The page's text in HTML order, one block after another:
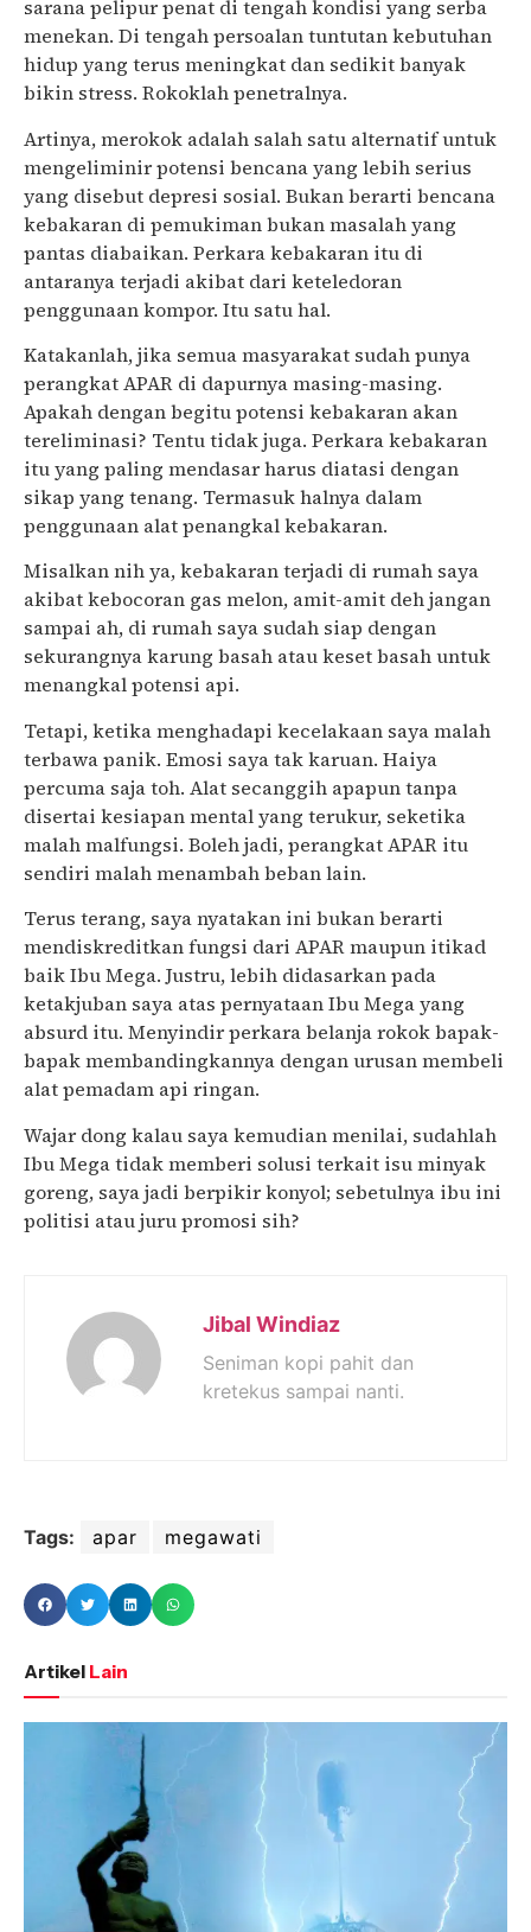
sarana pelipur penat di tengah kondisi yang serba
menekan. Di tengah persoalan tuntutan kebutuhan
hidup yang terus meningkat dan sedikit banyak
bikin stress. Rokoklah penetralnya.
Artinya, merokok adalah salah satu alternatif untuk
mengeliminir potensi bencana yang lebih serius
yang disebut depresi sosial. Bukan berarti bencana
kebakaran di pemukiman bukan masalah yang
pantas diabaikan. Perkara kebakaran itu di
antaranya terjadi akibat dari keteledoran
penggunaan kompor. Itu satu hal.
Katakanlah, jika semua masyarakat sudah punya
perangkat APAR di dapurnya masing-masing.
Apakah dengan begitu potensi kebakaran akan
tereliminasi? Tentu tidak juga. Perkara kebakaran
itu yang paling mendasar harus diatasi dengan
sikap yang tenang. Termasuk halnya dalam
penggunaan alat penangkal kebakaran.
Misalkan nih ya, kebakaran terjadi di rumah saya
akibat kebocoran gas melon, amit-amit deh jangan
sampai ah, di rumah saya sudah siap dengan
sekurangnya karung basah atau keset basah untuk
menangkal potensi api.
Tetapi, ketika menghadapi kecelakaan saya malah
terbawa panik. Emosi saya tak karuan. Haiya
percuma saja toh. Alat secanggih apapun tanpa
disertai kesiapan mental yang terukur, seketika
malah malfungsi. Boleh jadi, perangkat APAR itu
sendiri malah menambah beban lain.
Terus terang, saya nyatakan ini bukan berarti
mendiskreditkan fungsi dari APAR maupun itikad
baik Ibu Mega. Justru, lebih didasarkan pada
ketakjuban saya atas pernyataan Ibu Mega yang
absurd itu. Menyindir perkara belanja rokok bapak-
bapak membandingkannya dengan urusan membeli
alat pemadam api ringan.
Wajar dong kalau saya kemudian menilai, sudahlah
Ibu Mega tidak memberi solusi terkait isu minyak
goreng, saya jadi berpikir konyol; sebetulnya ibu ini
politisi atau juru promosi sih?
Jibal Windiaz
Seniman kopi pahit dan
kretekus sampai nanti.
Tags: apar megawati
Artikel Lain